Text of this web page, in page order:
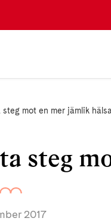
steg mot en mer jämlik hälsa
steg
2017